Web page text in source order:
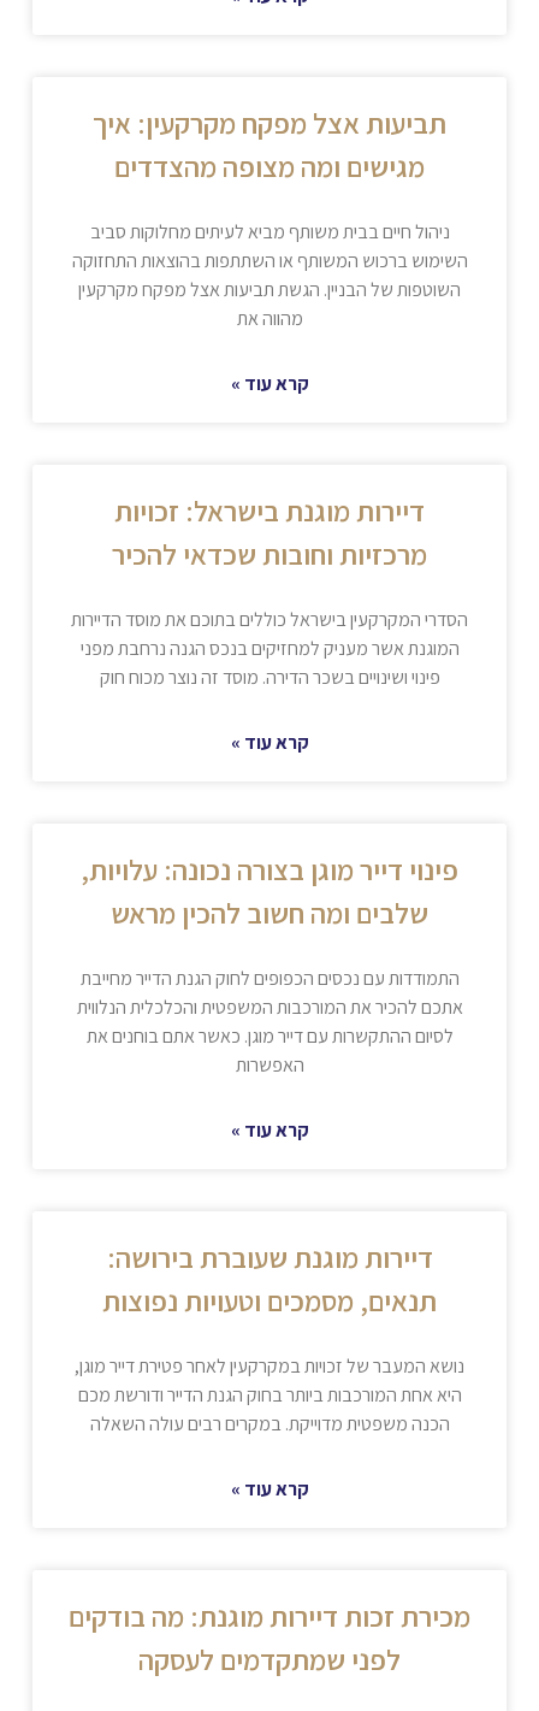
תביעות אצל מפקח מקרקעין: איך
מגישים ומה מצופה מהצדדים
ניהול חיים בבית משותף מביא לעיתים מחלוקות סביב
השימוש ברכוש המשותף או השתתפות בהוצאות התחזוקה
השוטפות של הבניין. הגשת תביעות אצל מפקח מקרקעין
מהווה את
קרא עוד »
דיירות מוגנת בישראל: זכויות
מרכזיות וחובות שכדאי להכיר
הסדרי המקרקעין בישראל כוללים בתוכם את מוסד הדיירות
המוגנת אשר מעניק למחזיקים בנכס הגנה נרחבת מפני
פינוי ושינויים בשכר הדירה. מוסד זה נוצר מכוח חוק
קרא עוד »
פינוי דייר מוגן בצורה נכונה: עלויות,
שלבים ומה חשוב להכין מראש
התמודדות עם נכסים הכפופים לחוק הגנת הדייר מחייבת
אתכם להכיר את המורכבות המשפטית והכלכלית הנלווית
לסיום ההתקשרות עם דייר מוגן. כאשר אתם בוחנים את
האפשרות
קרא עוד »
דיירות מוגנת שעוברת בירושה:
תנאים, מסמכים וטעויות נפוצות
נושא המעבר של זכויות במקרקעין לאחר פטירת דייר מוגן,
היא אחת המורכבות ביותר בחוק הגנת הדייר ודורשת מכם
הכנה משפטית מדוייקת. במקרים רבים עולה השאלה
קרא עוד »
מכירת זכות דיירות מוגנת: מה בודקים
לפני שמתקדמים לעסקה